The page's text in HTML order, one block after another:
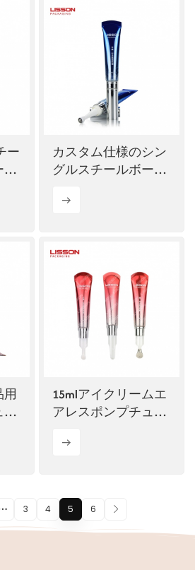
ー
カスタム仕様のシン
グルスチールボール
ューブ
用
ー
15mlアイクリームエ
アレスポンプチュー
ーブ化粧品パッケー
3 4 5 6